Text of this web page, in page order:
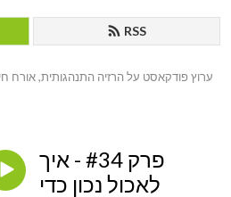
RSS
ערוץ פודקאסט על הרזיה התנהגותית, אורח
פרק #34 - איך
לאכול נכון כדי